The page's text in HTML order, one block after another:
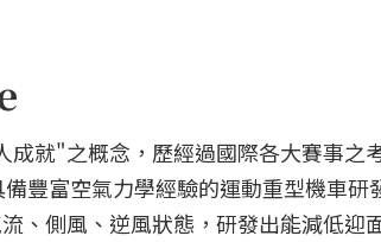
就"之概念，歷經過國際各大賽事之
豐富空氣力學經驗的運動重型機車研
、側風、逆風狀態，研發出能減低迎